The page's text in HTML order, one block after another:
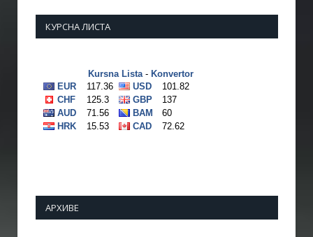
КУРСНА ЛИСТА
АРХИВЕ